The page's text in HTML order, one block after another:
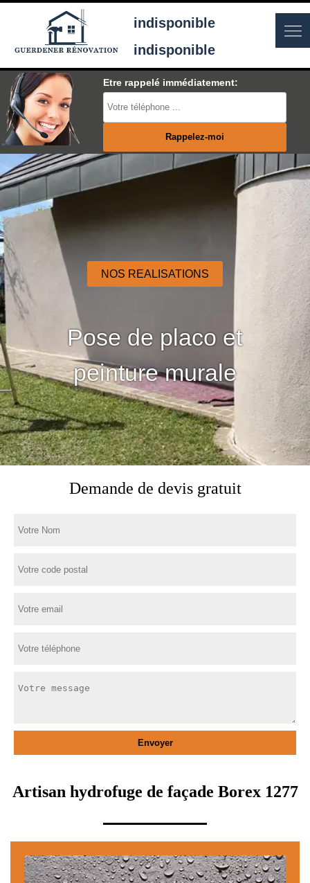
indisponible
indisponible
Etre rappelé immédiatement:
NOS REALISATIONS
Pose de placo et
peinture murale
Demande de devis gratuit
Artisan hydrofuge de façade Borex 1277